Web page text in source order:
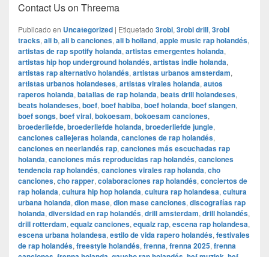
Contact Us on Threema
Publicado en Uncategorized | Etiquetado 3robi, 3robi drill, 3robi
tracks, ali b, ali b canciones, ali b holland, apple music rap holandés,
artistas de rap spotify holanda, artistas emergentes holanda,
artistas hip hop underground holandés, artistas indie holanda,
artistas rap alternativo holandés, artistas urbanos amsterdam,
artistas urbanos holandeses, artistas virales holanda, autos
raperos holanda, batallas de rap holanda, beats drill holandeses,
beats holandeses, boef, boef habiba, boef holanda, boef slangen,
boef songs, boef viral, bokoesam, bokoesam canciones,
broederliefde, broederliefde holanda, broederliefde jungle,
canciones callejeras holanda, canciones de rap holandés,
canciones en neerlandés rap, canciones más escuchadas rap
holanda, canciones más reproducidas rap holandés, canciones
tendencia rap holandés, canciones virales rap holanda, cho
canciones, cho rapper, colaboraciones rap holandés, conciertos de
rap holanda, cultura hip hop holanda, cultura rap holandesa, cultura
urbana holanda, dion mase, dion mase canciones, discografías rap
holanda, diversidad en rap holandés, drill amsterdam, drill holandés,
drill rotterdam, equalz canciones, equalz rap, escena rap holandesa,
escena urbana holandesa, estilo de vida rapero holandés, festivales
de rap holandés, freestyle holandés, frenna, frenna 2025, frenna